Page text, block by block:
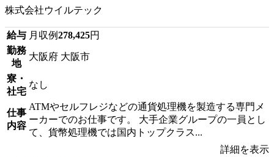
株式会社ウイルテック
給与 月収例278,425円
勤務
地
大阪府 大阪市
寮・
社宅
なし
仕事
内容
ATMやセルフレジなどの通貨処理機を製造する専門メ
ーカーでのお仕事です。 大手企業グループの一員とし
て、貨幣処理機では国内トップクラス...
詳細を表示